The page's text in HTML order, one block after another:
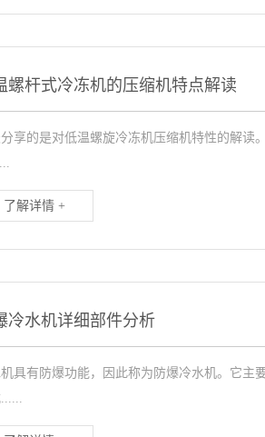
螺杆式冷冻机的压缩机特点解读
享的是对低温螺旋冷冻机压缩机特性的解
了解详情 +
冷水机详细部件分析
具有防爆功能，因此称为防爆冷水机。它主